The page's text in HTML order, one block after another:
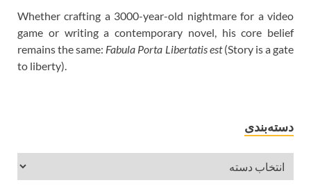
Whether crafting a 3000-year-old nightmare for a video
game or writing a contemporary novel, his core belief
remains the same: Fabula Porta Libertatis est(Story is a gate
to liberty).
دسته‌بندی